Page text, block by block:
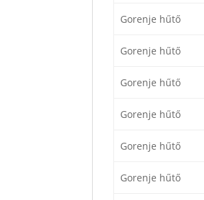
Gorenje hűtő
Gorenje hűtő
Gorenje hűtő
Gorenje hűtő
Gorenje hűtő
Gorenje hűtő